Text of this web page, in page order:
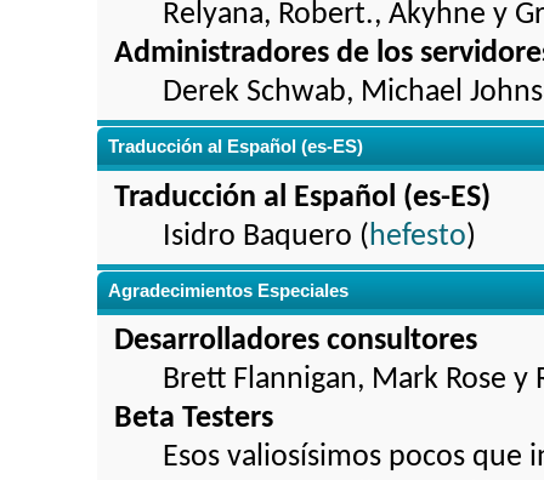
Relyana, Robert., Akyhne y
Administradores de los
Derek Schwab, Michael
Traducción al Español (es-ES)
Traducción al Español (es-ES)
Isidro Baquero ( hefesto)
Agradecimientos Especiales
Desarrolladores consultores
Brett Flannigan, Mark Rose
Beta Testers
Esos valiosísimos pocos que